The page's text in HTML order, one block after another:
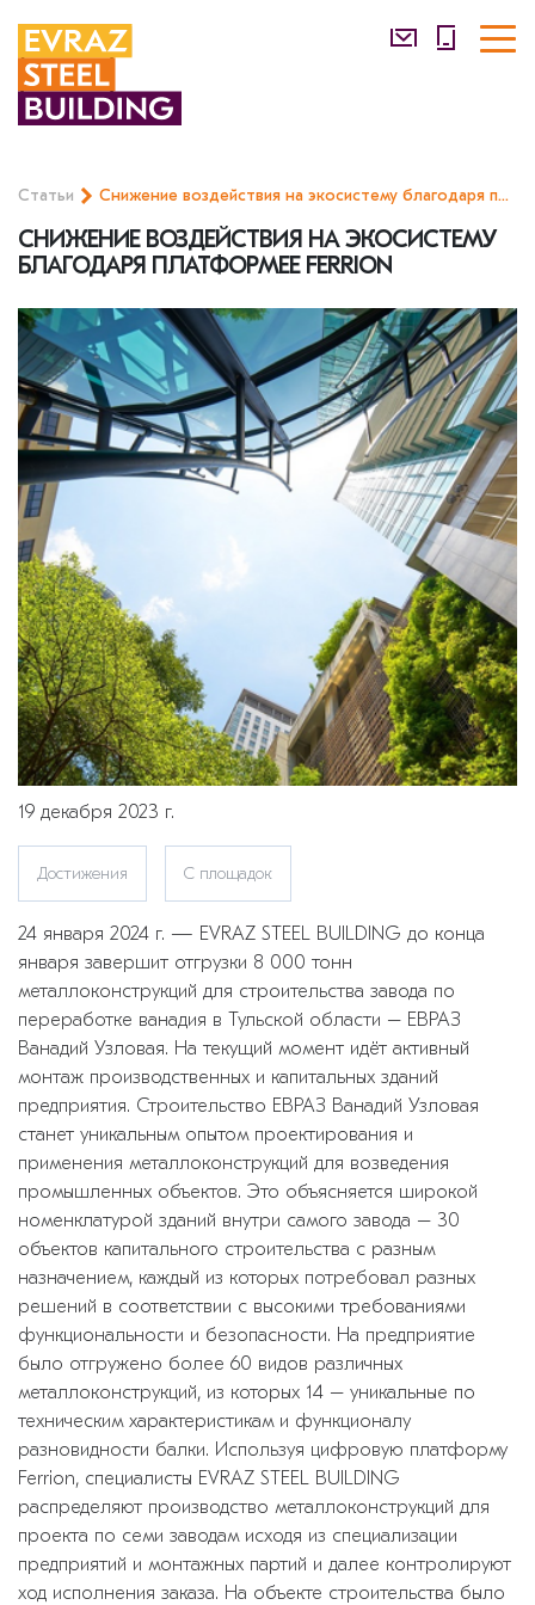
Статьи Снижение воздействия на экосистему благодаря платформее Ferrion
СНИЖЕНИЕ ВОЗДЕЙСТВИЯ НА ЭКОСИСТЕМУ
БЛАГОДАРЯ ПЛАТФОРМЕЕ FERRION
19 декабря 2023 г.
Достижения С площадок
24 января 2024 г. — EVRAZ STEEL BUILDING до конца
января завершит отгрузки 8 000 тонн
металлоконструкций для строительства завода по
переработке ванадия в Тульской области – ЕВРАЗ
Ванадий Узловая. На текущий момент идёт активный
монтаж производственных и капитальных зданий
предприятия. Строительство ЕВРАЗ Ванадий Узловая
станет уникальным опытом проектирования и
применения металлоконструкций для возведения
промышленных объектов. Это объясняется широкой
номенклатурой зданий внутри самого завода – 30
объектов капитального строительства с разным
назначением, каждый из которых потребовал разных
решений в соответствии с высокими требованиями
функциональности и безопасности. На предприятие
было отгружено более 60 видов различных
металлоконструкций, из которых 14 – уникальные по
техническим характеристикам и функционалу
разновидности балки. Используя цифровую платформу
Ferrion, специалисты EVRAZ STEEL BUILDING
распределяют производство металлоконструкций для
проекта по семи заводам исходя из специализации
предприятий и монтажных партий и далее контролируют
ход исполнения заказа. На объекте строительства было